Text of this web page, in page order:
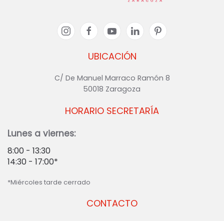
UBICACIÓN
C/ De Manuel Marraco Ramón 8
50018 Zaragoza
CONTACTO
HORARIO SECRETARÍA
Lunes a viernes:
8:00 - 13:30
14:30 - 17:00*
*Miércoles tarde cerrado